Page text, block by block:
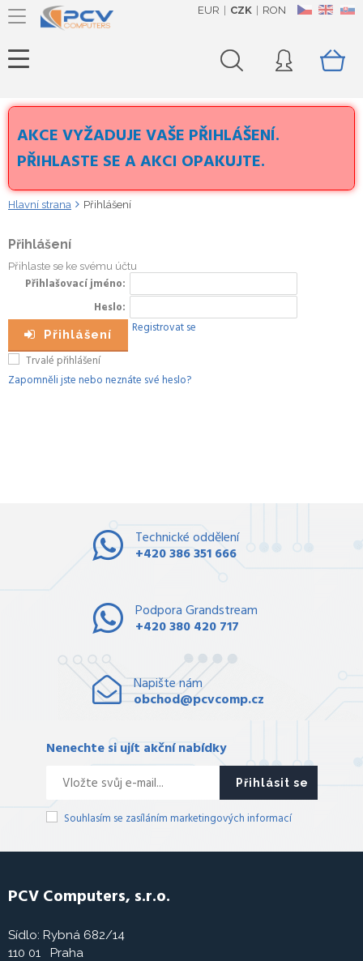
CZ EN SK
EUR CZK RON
AKCE VYŽADUJE VAŠE PŘIHLÁŠENÍ.
PŘIHLASTE SE A AKCI OPAKUJTE.
Hlavní strana Přihlášení
Přihlášení
Přihlaste se ke svému účtu
Přihlašovací jméno
Heslo
Přihlášení
Registrovat se
Trvalé přihlášení
Zapomněli jste nebo neznáte své heslo?
Technické oddělení
+420 386 351 666
Podpora Grandstream
+420 380 420 717
Napište nám
obchod@pcvcomp.cz
Nenechte si ujít akční nabídky
Přihlásit se
Souhlasím se zasíláním marketingových informací
PCV Computers, s.r.o.
Sídlo: Rybná 682/14
110 01 Praha